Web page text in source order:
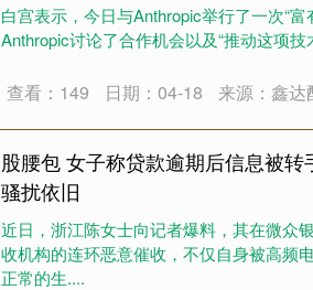
白宫表示，今日与Anthropic举行了一次“
Anthropic讨论了合作机会以及“推动这项
查看：149 日期：04-18 来源：鑫达
股腰包 女子称贷款逾期后信息被
骚扰依旧
近日，浙江陈女士向记者爆料，其在微众
收机构的连环恶意催收，不仅自身被高频
正常的生....